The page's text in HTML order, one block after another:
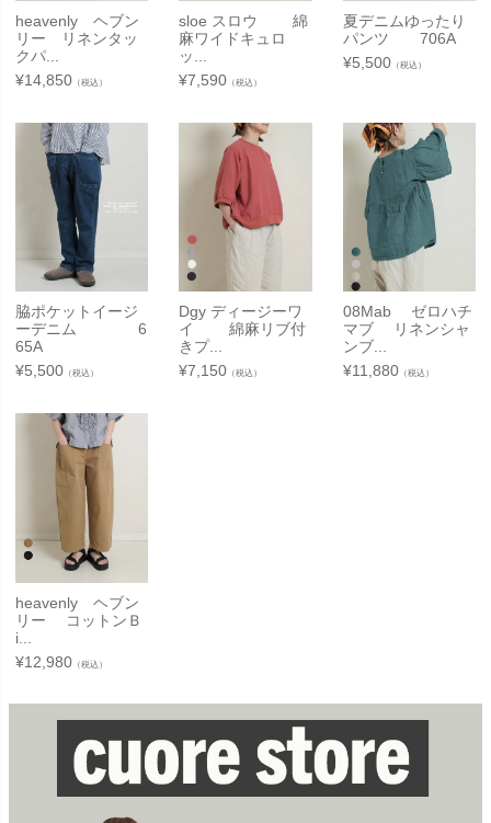
heavenly ヘブン
リー リネンタッ
クパ...
¥14,850 （税込）
sloe スロウ 綿
麻ワイドキュロ
ッ...
¥7,590 （税込）
夏デニムゆったり
パンツ 706A
¥5,500（税込）
脇ポケットイージ
ーデニム 6
65A
¥5,500 （税込）
Dgy ディージーワ
イ 綿麻リブ付
きプ...
¥7,150 （税込）
08Mab ゼロハチ
マブ リネンシャ
ンブ...
¥11,880（税込）
heavenly ヘブン
リー コットンＢ
i...
¥12,980 （税込）